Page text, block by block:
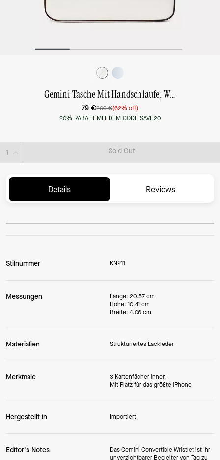
Gemini Tasche Mit Handschlaufe, Wandelbar
79 €209 €(62% off)
20% RABATT MIT DEM CODE SAVE20
Sold Out
Details Reviews
Stilnummer KN211
Messungen
Länge: 20.57 cm
Höhe: 10.41 cm
Breite: 4.06 cm
Materialien Strukturiertes Lackleder
Merkmale
3 Kartenfächer innen
Mit Platz für das größte iPhone
Hergestellt in Importiert
Editor's Notes
Das Gemini Convertible Wristlet ist Ihr
unverzichtbarer Begleiter von Tag zu